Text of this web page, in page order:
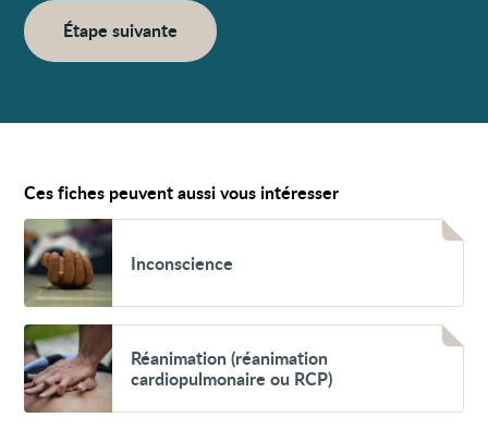
Étape suivante
Ces fiches peuvent aussi vous intéresser
Voir
Inconscience
Inconscience
Voir
Réanimation
(réanimation
cardiopulmonaire
ou
Réanimation (réanimation
cardiopulmonaire ou RCP)